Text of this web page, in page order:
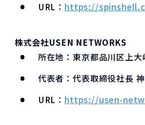
URL： https://
株式会社USEN NETWORKS
所在地：東京都品川区上大
代表者：代表取締役社長
URL： https://usen-